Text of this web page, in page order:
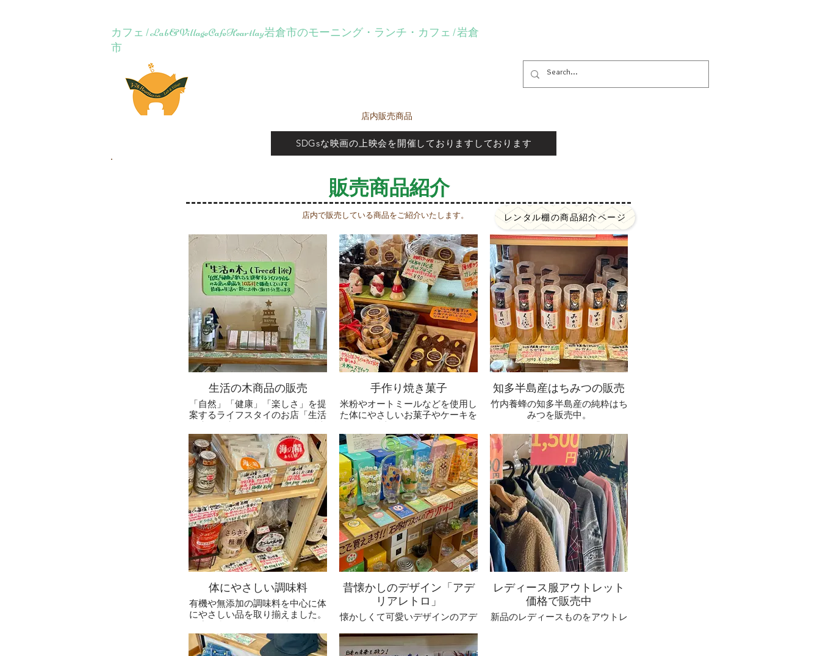
カフェ | Lab&VillageCafeHeartlay岩倉市のモーニング・ランチ・カフェ | 岩倉
市
店内販売商品
SDGsな映画の上映会を開催しておりますしております
販売商品紹介
店内で販売している商品をご紹介いたします。 レンタル棚の商品紹介ページ
生活の木商品の販売
「自然」「健康」「楽しさ」を提
案するライフスタイのお店「生活
の木」の商品を１０％引きで販売
しております。
手作り焼き菓子
米粉やオートミールなどを使用し
た体にやさしいお菓子やケーキを
販売しています。
知多半島産はちみつの販売
竹内養蜂の知多半島産の純粋はち
みつを販売中。
おなじみ「あかしや」はもちろ
ん、柑橘系の香りのする「みか
ん」やさわやかな甘さの「くろが
ねもち」、いろんな花の蜜を集め
た「百花」を扱っております。
体にやさしい調味料
有機や無添加の調味料を中心に体
にやさしい品を取り揃えました。
一度ご利用いただくと愛用し続け
たくなると思います。
昔懐かしのデザイン「アデ
リアレトロ」
懐かしくて可愛いデザインのアデ
津軽ビードロのお猪口など販売し
ております。
レディース服アウトレット
価格で販売中
新品のレディースものをアウトレ